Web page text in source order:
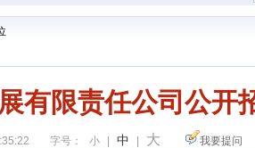
有限责任公司公开
字号： 小 中 大 我要提问